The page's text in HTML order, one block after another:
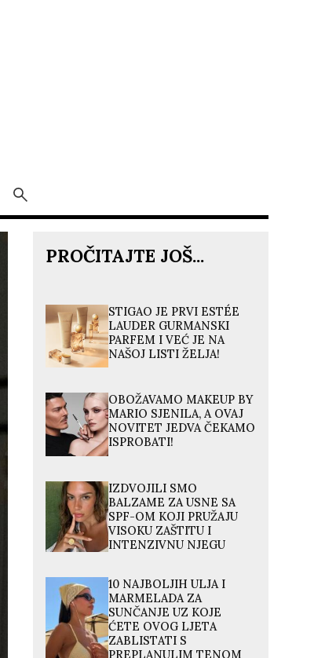
PROČITAJTE JOŠ...
STIGAO JE PRVI ESTÉE
LAUDER GURMANSKI
PARFEM I VEĆ JE NA
NAŠOJ LISTI ŽELJA!
OBOŽAVAMO MAKEUP BY
MARIO SJENILA, A OVAJ
NOVITET JEDVA ČEKAMO
ISPROBATI!
IZDVOJILI SMO
BALZAME ZA USNE SA
SPF-OM KOJI PRUŽAJU
VISOKU ZAŠTITU I
INTENZIVNU NJEGU
10 NAJBOLJIH ULJA I
MARMELADA ZA
SUNČANJE UZ KOJE
ĆETE OVOG LJETA
ZABLISTATI S
PREPLANULIM TENOM